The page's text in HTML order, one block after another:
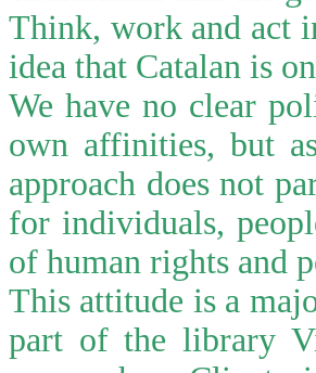
Think, work and act
idea that Catalan is
We have no clear
own affinities, but
approach does not
for individuals,
of human rights and
This attitude is a
part of the library